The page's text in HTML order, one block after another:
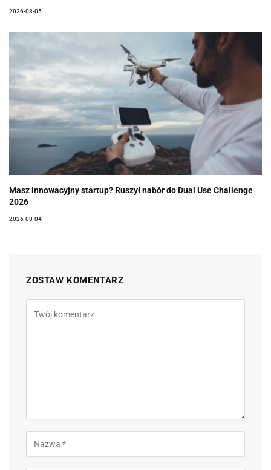
2026-08-05
Masz innowacyjny startup? Ruszył nabór do Dual Use Challenge
2026
2026-08-04
ZOSTAW KOMENTARZ